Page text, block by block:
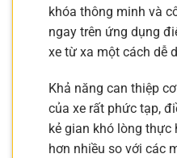
khóa thông minh và
ngay trên ứng dụng
xe từ xa một cách dễ
Khả năng can thiệp
của xe rất phức tạp,
kẻ gian khó lòng thực
hơn nhiều so với các